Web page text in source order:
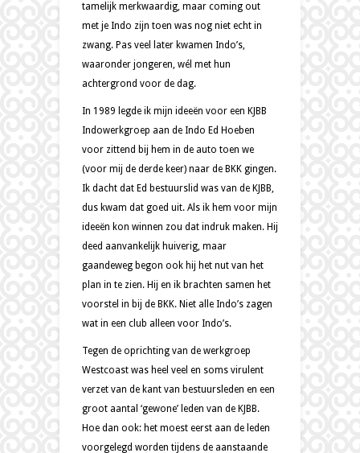
tamelijk merkwaardig, maar coming out
met je Indo zijn toen was nog niet echt in
zwang. Pas veel later kwamen Indo’s,
waaronder jongeren, wél met hun
achtergrond voor de dag.
In 1989 legde ik mijn ideeën voor een KJBB
Indowerkgroep aan de Indo Ed Hoeben
voor zittend bij hem in de auto toen we
(voor mij de derde keer) naar de BKK gingen.
Ik dacht dat Ed bestuurslid was van de KJBB,
dus kwam dat goed uit. Als ik hem voor mijn
ideeën kon winnen zou dat indruk maken. Hij
deed aanvankelijk huiverig, maar
gaandeweg begon ook hij het nut van het
plan in te zien. Hij en ik brachten samen het
voorstel in bij de BKK. Niet alle Indo’s zagen
wat in een club alleen voor Indo’s.
Tegen de oprichting van de werkgroep
Westcoast was heel veel en soms virulent
verzet van de kant van bestuursleden en een
groot aantal ‘gewone’ leden van de KJBB.
Hoe dan ook: het moest eerst aan de leden
voorgelegd worden tijdens de aanstaande